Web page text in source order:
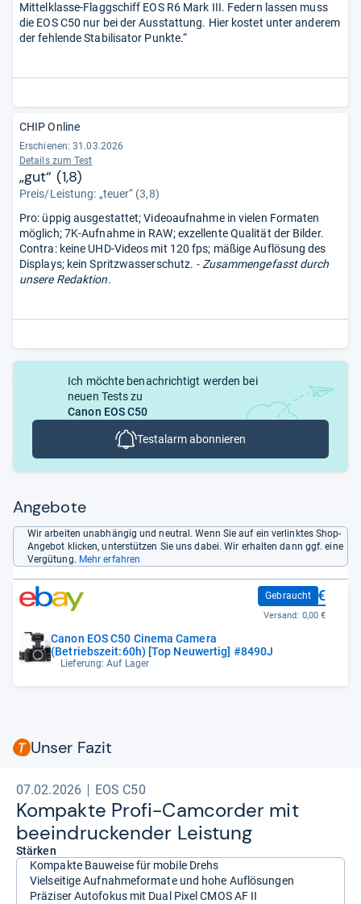
Mittelklasse-Flaggschiff EOS R6 Mark III. Federn lassen muss
die EOS C50 nur bei der Ausstattung. Hier kostet unter anderem
der fehlende Stabilisator Punkte.“
CHIP Online
Erschienen:31.03.2026
Details zum Test
„gut“ (1,8)
Preis/Leistung: „teuer“ (3,8)
Pro: üppig ausgestattet; Videoaufnahme in vielen Formaten
möglich; 7K-Aufnahme in RAW; exzellente Qualität der Bilder.
Contra: keine UHD-Videos mit 120 fps; mäßige Auflösung des
Displays; kein Spritzwasserschutz. - Zusammengefasst durch
unsere Redaktion.
Ich möchte benachrichtigt werden bei
neuen Tests zu
Canon EOS C50
Testalarm abonnieren
Angebote
Wir arbeiten unabhängig und neutral. Wenn Sie auf ein verlinktes Shop-
Angebot klicken, unterstützen Sie uns dabei. Wir erhalten dann ggf. eine
Vergütung. Mehr erfahren
Canon EOS C50 Cinema Camera
(Betriebszeit:60h) [Top Neuwertig] #8490J
Lieferung: Auf Lager
Gebraucht
2.887,87 €
Versand: 0,00 €
Unser Fazit
07.02.2026 EOS C50
Kom­pakte Profi-​Cam­cor­der mit
beein­dru­cken­der Leis­tung
Stärken
Kompakte Bauweise für mobile Drehs
Vielseitige Aufnahmeformate und hohe Auflösungen
Präziser Autofokus mit Dual Pixel CMOS AF II